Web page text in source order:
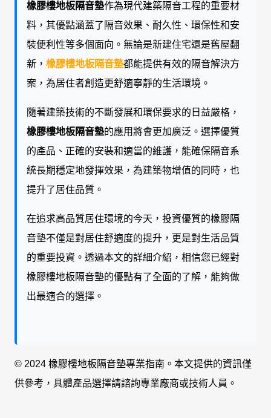
橡膠樓地板隔音墊作為現代建築隔音工程的重要材
料，其優點涵蓋了隔音效果、耐久性、環保性和安
裝便利性等多個面向。無論是新建住宅還是舊屋翻
新， 橡膠樓地板隔音墊都能提供有效的隔音解決方
案，為居住者創造更舒適寧靜的生活環境。
隨著建築技術的不斷發展和環保要求的日益嚴格，
橡膠樓地板隔音墊的應用將會更加廣泛。選擇優質
的產品、正確的安裝和適當的維護，能確保隔音系
統長期穩定地發揮效果，為建築物增值的同時，也
提升了居住品質。
在追求高品質居住環境的今天，投資優質的橡膠隔
音墊不僅是對居住舒適度的提升，更是對生活品質
的重要投資。透過本文的詳細介紹，相信您已經對
橡膠樓地板隔音墊的優點有了全面的了解，能夠做
出最適合的選擇。
© 2024 橡膠樓地板隔音墊專業指南。本文提供的資訊僅
供參考，具體產品選擇請諮詢專業廠商或技術人員。